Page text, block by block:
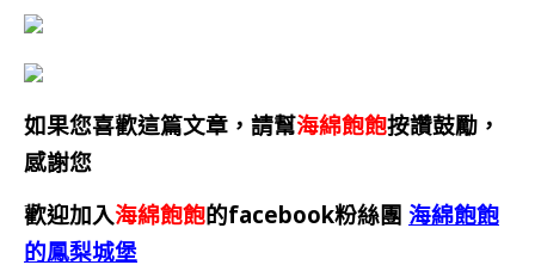
如果您喜歡這篇文章，請幫海綿飽飽按讚鼓勵，
感謝您
歡迎加入海綿飽飽的facebook粉絲團 海綿飽飽
的鳳梨城堡